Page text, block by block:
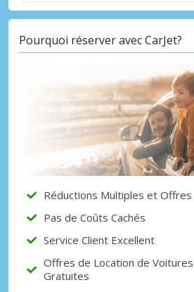
Pourquoi réserver avec CarJet?
Réductions Multiples et
Pas de Coûts Cachés
Service Client Excellent
Offres de Location de
Gratuites